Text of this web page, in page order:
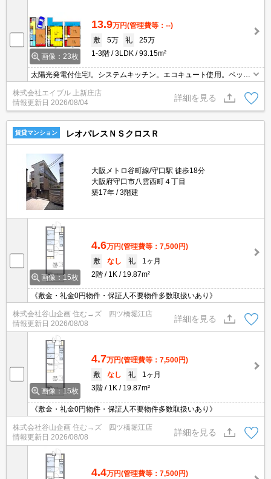
画像：23枚
13.9万円(管理費等：--)
敷
5万 礼
25万
1-3階
3LDK 93.15m²
太陽光発電付住宅!。システムキッチン。エコキュート使用。ペット
応相談。当店のみの専属専任物件。
株式会社エイブル 上新庄店
情報更新日 2026/08/04
詳細を見る
賃貸マンション レオパレスＮＳクロスＲ
大阪メトロ谷町線/守口駅 徒歩18分
大阪府守口市八雲西町４丁目
築17年
3階建
画像：15枚
4.6万円(管理費等：7,500円)
敷
なし 礼
1ヶ月
2階
1K 19.87m²
《敷金・礼金0円物件・保証人不要物件多数取扱いあり》
株式会社谷山企画 住む→ズ 四ツ橋堀江店
情報更新日 2026/08/08
詳細を見る
画像：15枚
4.7万円(管理費等：7,500円)
敷
なし 礼
1ヶ月
3階
1K 19.87m²
《敷金・礼金0円物件・保証人不要物件多数取扱いあり》
株式会社谷山企画 住む→ズ 四ツ橋堀江店
情報更新日 2026/08/08
詳細を見る
4.4万円(管理費等：7,500円)